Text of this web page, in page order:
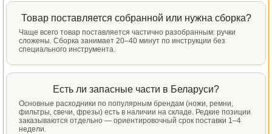
Товар поставляется собранной или нужна сборка?
Чаще всего товар поставляется частично разобранным: ручки
сложены. Сборка занимает 20–40 минут по инструкции без
специального инструмента.
Есть ли запасные части в Беларуси?
Основные расходники по популярным брендам (ножи, ремни,
фильтры, свечи, фрезы) есть в наличии на складе. Редкие позиции
заказываются отдельно — ориентировочный срок поставки 1–4
недели.